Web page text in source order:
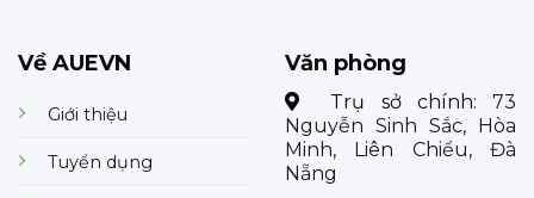
Về AUEVN
Giới thiệu
Tuyển dụng
Văn phòng
Trụ sở chính: 73
Nguyễn Sinh Sắc, Hòa
Minh, Liên Chiểu, Đà
Nẵng